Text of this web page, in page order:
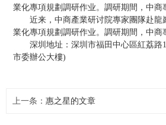
業化專項規劃調研作业。調研期間，中商
近来，中商產業研讨院專家團隊赴龍
業化專項規劃調研作业。調研期間，中商
深圳地址：深圳市福田中心區紅荔路
市委辦公大樓)
上一条： 惠之星的文章